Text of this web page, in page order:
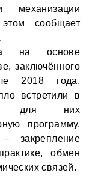
механизации
сообщает
.
на основе
заключённого
2018 года.
встретили в
для них
программу.
закрепление
обмен
связей.